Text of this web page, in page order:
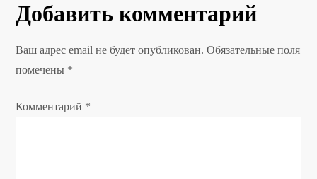
г
а
Добавить комментарий
Ваш адрес email не будет опубликован. Обязательные поля
помечены *
Комментарий *